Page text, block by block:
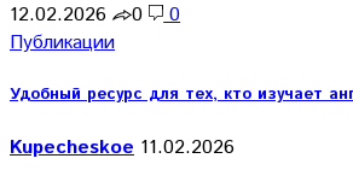
12.02.2026
0
0
Публикации
Удобный ресурс для тех, кто изучает
Kupecheskoe 11.02.2026